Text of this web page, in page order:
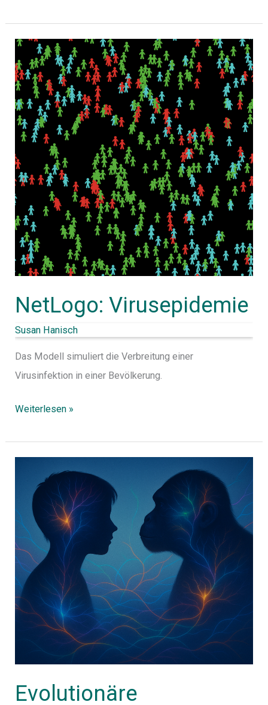
NetLogo: Virusepidemie
Susan Hanisch
Das Modell simuliert die Verbreitung einer
Virusinfektion in einer Bevölkerung.
NetLogo:
Virusepidemie
Weiterlesen »
Evolutionäre
Anthropologie
fächerübergreifender
Biologieunterricht
–
Unterrichtsmaterialien